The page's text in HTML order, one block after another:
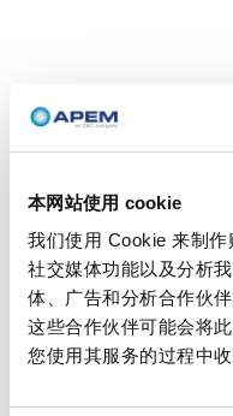
本网站使用 cookie
我们使用 Cookie 来制
社交媒体功能以及分析
体、广告和分析合作伙
这些合作伙伴可能会将
您使用其服务的过程中